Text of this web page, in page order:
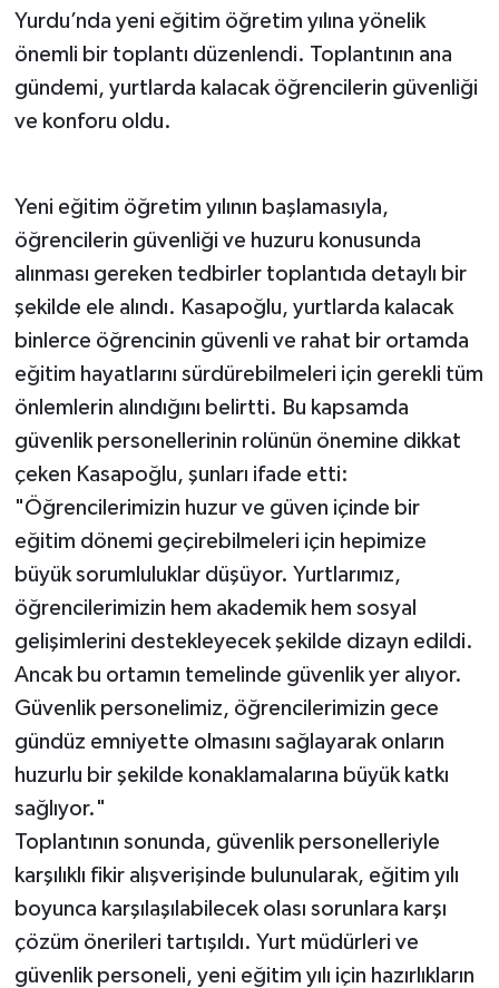
Yurdu’nda yeni eğitim öğretim yılına yönelik
önemli bir toplantı düzenlendi. Toplantının ana
gündemi, yurtlarda kalacak öğrencilerin güvenliği
ve konforu oldu.
Yeni eğitim öğretim yılının başlamasıyla,
öğrencilerin güvenliği ve huzuru konusunda
alınması gereken tedbirler toplantıda detaylı bir
şekilde ele alındı. Kasapoğlu, yurtlarda kalacak
binlerce öğrencinin güvenli ve rahat bir ortamda
eğitim hayatlarını sürdürebilmeleri için gerekli tüm
önlemlerin alındığını belirtti. Bu kapsamda
güvenlik personellerinin rolünün önemine dikkat
çeken Kasapoğlu, şunları ifade etti:
"Öğrencilerimizin huzur ve güven içinde bir
eğitim dönemi geçirebilmeleri için hepimize
büyük sorumluluklar düşüyor. Yurtlarımız,
öğrencilerimizin hem akademik hem sosyal
gelişimlerini destekleyecek şekilde dizayn edildi.
Ancak bu ortamın temelinde güvenlik yer alıyor.
Güvenlik personelimiz, öğrencilerimizin gece
gündüz emniyette olmasını sağlayarak onların
huzurlu bir şekilde konaklamalarına büyük katkı
sağlıyor."
Toplantının sonunda, güvenlik personelleriyle
karşılıklı fikir alışverişinde bulunularak, eğitim yılı
boyunca karşılaşılabilecek olası sorunlara karşı
çözüm önerileri tartışıldı. Yurt müdürleri ve
güvenlik personeli, yeni eğitim yılı için hazırlıkların